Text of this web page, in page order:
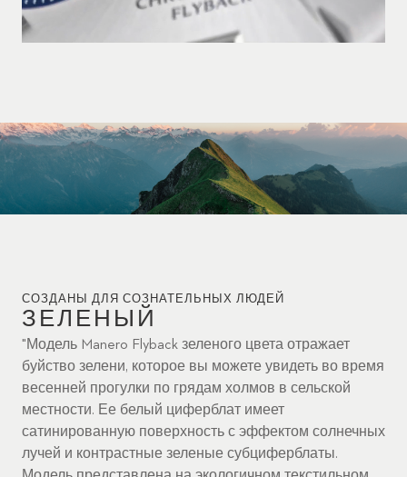
СОЗДАНЫ ДЛЯ СОЗНАТЕЛЬНЫХ ЛЮДЕЙ
ЗЕЛЕНЫЙ
"Модель Manero Flyback зеленого цвета отражает
буйство зелени, которое вы можете увидеть во время
весенней прогулки по грядам холмов в сельской
местности. Ее белый циферблат имеет
сатинированную поверхность с эффектом солнечных
лучей и контрастные зеленые субциферблаты.